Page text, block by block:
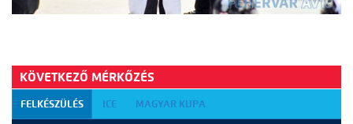
KÖVETKEZŐ MÉRKŐZÉS
FELKÉSZÜLÉS ICE MAGYAR KUPA